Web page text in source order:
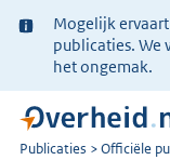
Ter
informatie:
Mogelijk
publicaties. We
het ongemak.
U
Publicaties Officiële